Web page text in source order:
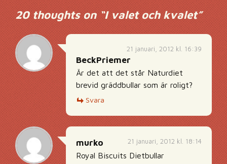
20 thoughts on “I valet och kvalet”
21 januari, 2012 kl. 16:39
BeckPriemer
Är det att det står Naturdiet
brevid gräddbullar som är roligt?
Svara
21 januari, 2012 kl. 18:14
murko
Royal Biscuits Dietbullar